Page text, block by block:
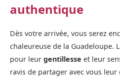
authentique
Dès votre arrivée, vous serez
chaleureuse de la Guadeloupe.
pour leur gentillesse et leur
ravis de partager avec vous